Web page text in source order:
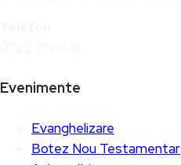
Evenimente
Evanghelizare
Botez Nou Testamentar